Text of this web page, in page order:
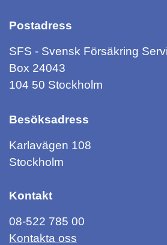
Postadress
SFS - Svensk Försäkring
Box 24043
104 50 Stockholm
Besöksadress
Karlavägen 108
Stockholm
Kontakt
08-522 785 00
Kontakta oss